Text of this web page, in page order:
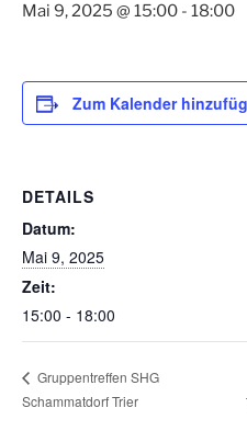
Mai 9, 2025 @ 15:00 - 18:00
Zum Kalender
DETAILS
Datum:
Mai 9, 2025
Zeit:
15:00 - 18:00
Gruppentreffen SHG
Schammatdorf Trier